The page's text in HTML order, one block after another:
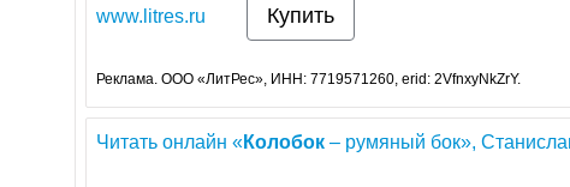
www.litres.ru Купить
Реклама. ООО «ЛитРес», ИНН: 7719571260, erid: 2VfnxyNkZrY.
Читать онлайн «Колобок – румяный бок»,